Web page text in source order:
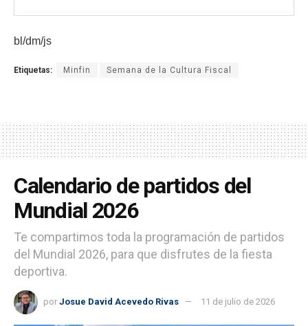
bl/dm/js
Etiquetas: Minfin Semana de la Cultura Fiscal
Calendario de partidos del
Mundial 2026
Te compartimos toda la programación de partidos
del Mundial 2026, para que disfrutes de la fiesta
deportiva.
por Josue David Acevedo Rivas 11 de julio de 2026